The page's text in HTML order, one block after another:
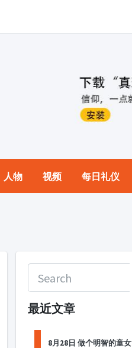
人物 视频 每日礼仪
最近文章
8月28日 做个明智的童女